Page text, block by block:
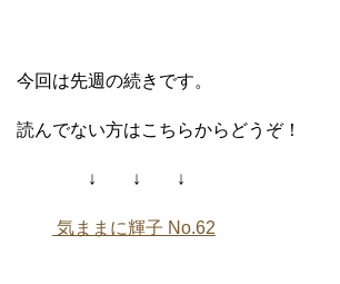
今回は先週の続きです。
読んでない方はこちらからどうぞ！
↓ ↓ ↓
気ままに輝子 No.62